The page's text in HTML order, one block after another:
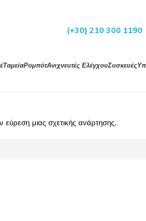
(+30} 210 300 1190
ΤαμείαΡομπότΑνιχνευτές ΕλέγχουΣυσκευές
μιας σχετικής ανάρτησης.